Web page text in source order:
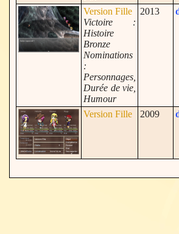
Se connecter
Version Fille
Victoire :
Histoire
Bronze
Nominations
:
Personnages,
Durée de vie,
Humour
2013
Version Fille 2009